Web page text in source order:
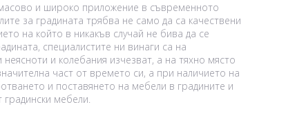
и широко приложение в съвременното
за градината трябва не само да са качествени
на който в никакъв случай не бива да се
специалистите ни винаги са на
и колебания изчезват, а на тяхно място
част от времето си, а при наличието на
и поставянето на мебели в градините и
мебели.